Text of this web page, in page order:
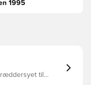
1995
til